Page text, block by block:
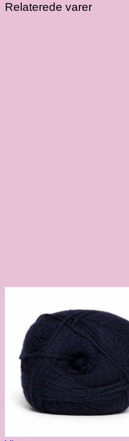
Relaterede varer